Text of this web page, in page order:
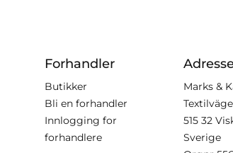
Forhandler
Butikker
Bli en forhandler
Innlogging for
forhandlere
Marks &
515 32
Sverige